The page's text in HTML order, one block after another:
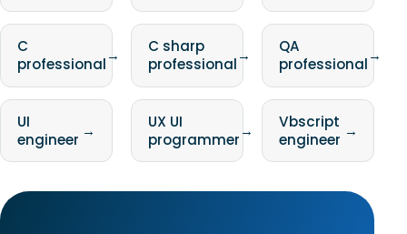
C
professional→
C sharp
professional→
QA
professional→
UI
engineer →
UX UI
programmer→
Vbscript
engineer →